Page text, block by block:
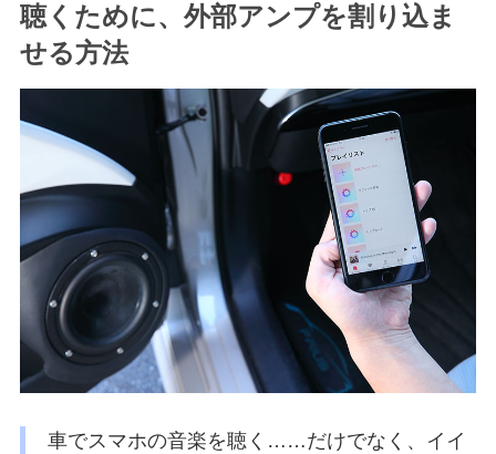
聴くために、外部アンプを割り込ま
せる方法
車でスマホの音楽を聴く……だけでなく、イイ